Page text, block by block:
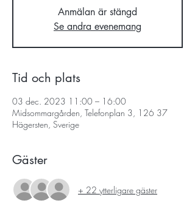
Anmälan är stängd
Se andra evenemang
Tid och plats
03 dec. 2023 11:00 – 16:00
Midsommargården, Telefonplan 3, 126 37
Hägersten, Sverige
Gäster
+ 22 ytterligare gäster